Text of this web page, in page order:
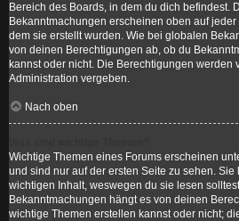
Bereich des Boards, in dem du dich befindest.
Bekanntmachungen erscheinen oben auf jeder
dem sie erstellt wurden. Wie bei globalen
von deinen Berechtigungen ab, ob du
kannst oder nicht. Die Berechtigungen werden
Administration vergeben.
Nach oben
Wichtige Themen eines Forums erscheinen
und sind nur auf der ersten Seite zu sehen. Sie
wichtigen Inhalt, weswegen du sie lesen
Bekanntmachungen hängt es von deinen
wichtige Themen erstellen kannst oder nicht;